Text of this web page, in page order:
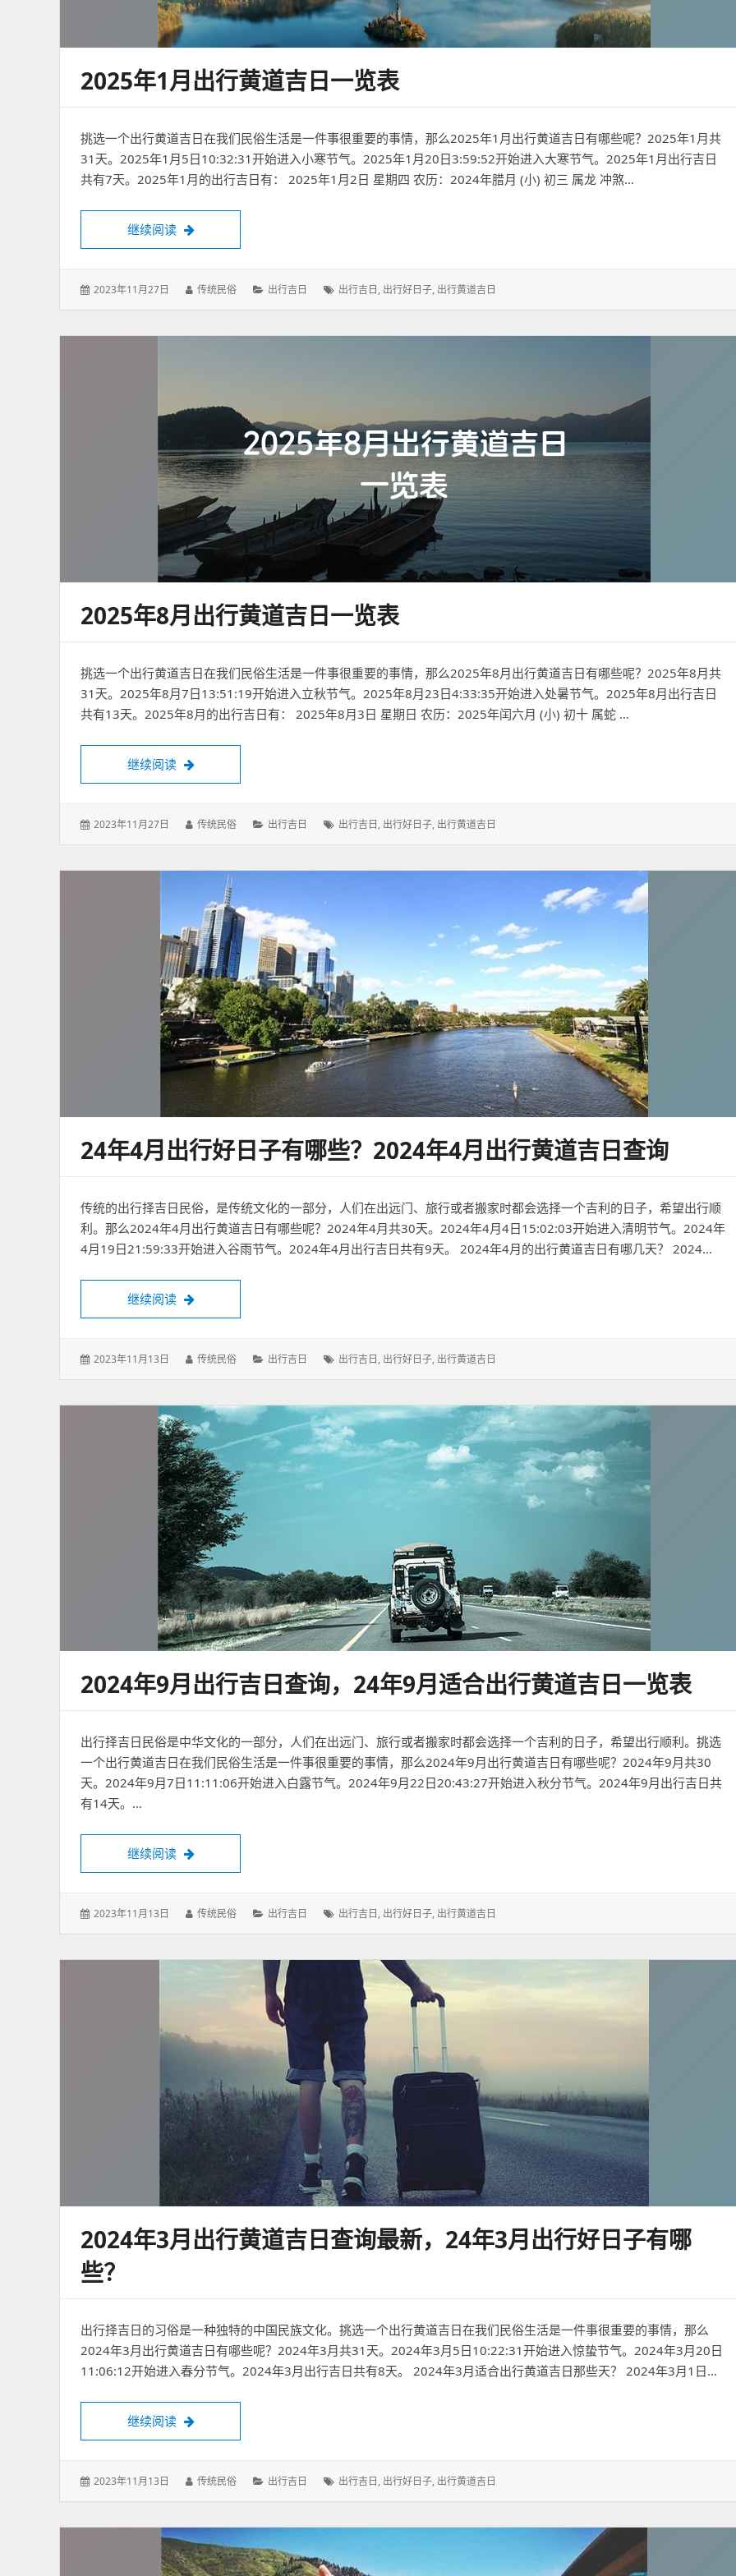
2025年1月出行黄道吉日一览表
挑选一个出行黄道吉日在我们民俗生活是一件事很重要的事情，那么2025年1月出行黄道吉日有哪些呢？2025年1月共
31天。2025年1月5日10:32:31开始进入小寒节气。2025年1月20日3:59:52开始进入大寒节气。2025年1月出行吉日
共有7天。2025年1月的出行吉日有： 2025年1月2日 星期四 农历：2024年腊月 (小) 初三 属龙 冲煞…
继续阅读 2025年1月出行黄道吉日一览表
发
2023年11月27日
作
传统民俗
分
出行吉日
标
出行吉日, 出行好日子, 出行黄道吉日
2025年8月出行黄道吉日一览表
挑选一个出行黄道吉日在我们民俗生活是一件事很重要的事情，那么2025年8月出行黄道吉日有哪些呢？2025年8月共
31天。2025年8月7日13:51:19开始进入立秋节气。2025年8月23日4:33:35开始进入处暑节气。2025年8月出行吉日
共有13天。2025年8月的出行吉日有： 2025年8月3日 星期日 农历：2025年闰六月 (小) 初十 属蛇 …
继续阅读 2025年8月出行黄道吉日一览表
发
2023年11月27日
作
传统民俗
分
出行吉日
标
出行吉日, 出行好日子, 出行黄道吉日
24年4月出行好日子有哪些？2024年4月出行黄道吉日查询
传统的出行择吉日民俗，是传统文化的一部分，人们在出远门、旅行或者搬家时都会选择一个吉利的日子，希望出行顺
利。那么2024年4月出行黄道吉日有哪些呢？2024年4月共30天。2024年4月4日15:02:03开始进入清明节气。2024年
4月19日21:59:33开始进入谷雨节气。2024年4月出行吉日共有9天。 2024年4月的出行黄道吉日有哪几天？ 2024…
继续阅读 24年4月出行好日子有哪些？2024年4月出行黄道吉日查询
发
2023年11月13日
作
传统民俗
分
出行吉日
标
出行吉日, 出行好日子, 出行黄道吉日
2024年9月出行吉日查询，24年9月适合出行黄道吉日一览表
出行择吉日民俗是中华文化的一部分，人们在出远门、旅行或者搬家时都会选择一个吉利的日子，希望出行顺利。挑选
一个出行黄道吉日在我们民俗生活是一件事很重要的事情，那么2024年9月出行黄道吉日有哪些呢？2024年9月共30
天。2024年9月7日11:11:06开始进入白露节气。2024年9月22日20:43:27开始进入秋分节气。2024年9月出行吉日共
有14天。…
继续阅读 2024年9月出行吉日查询，24年9月适合出行黄道吉日一览表
发
2023年11月13日
作
传统民俗
分
出行吉日
标
出行吉日, 出行好日子, 出行黄道吉日
2024年3月出行黄道吉日查询最新，24年3月出行好日子有哪
些？
出行择吉日的习俗是一种独特的中国民族文化。挑选一个出行黄道吉日在我们民俗生活是一件事很重要的事情，那么
2024年3月出行黄道吉日有哪些呢？2024年3月共31天。2024年3月5日10:22:31开始进入惊蛰节气。2024年3月20日
11:06:12开始进入春分节气。2024年3月出行吉日共有8天。 2024年3月适合出行黄道吉日那些天？ 2024年3月1日…
继续阅读 2024年3月出行黄道吉日查询最新，24年3月出行好日子有哪些？
发
2023年11月13日
作
传统民俗
分
出行吉日
标
出行吉日, 出行好日子, 出行黄道吉日